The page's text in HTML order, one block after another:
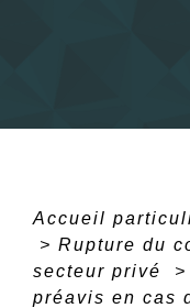
Accueil
> Rupture du
secteur privé
>
préavis en cas